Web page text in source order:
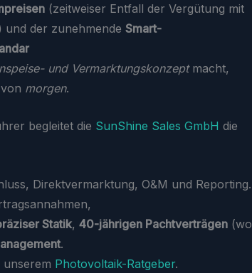
(zeitweiser Entfall der Vergütung mit
und der zunehmende Smart-
und Vermarktungskonzeptmacht,
morgen.
begleitet die SunShine Sales GmbH die
Direktvermarktung, O&M und Reporting.
Statik, 40-jährigen Pachtverträgen (wo
.
unserem Photovoltaik-Ratgeber.